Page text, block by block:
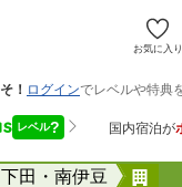
お気に入り
下田・南伊豆